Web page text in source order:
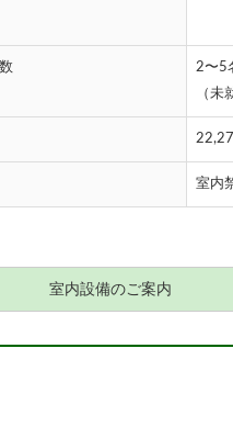
2〜5
（
室内
室内設備のご案内